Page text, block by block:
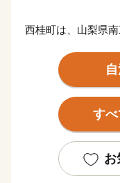
西桂町は、山梨県
くを山林が占める
東京都心からほぼ
中央自動車道及び
断しているため首
豊富な水資源に恵
す
お